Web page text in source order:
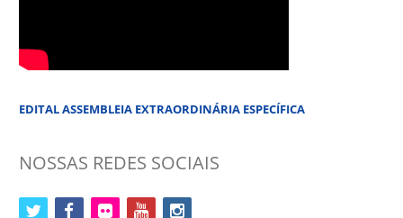
EDITAL ASSEMBLEIA EXTRAORDINÁRIA ESPECÍFICA
NOSSAS REDES SOCIAIS
twitter facebookflickr youtubeinstagram